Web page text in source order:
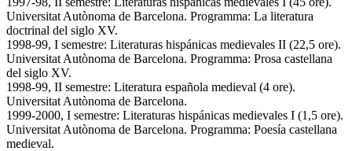
Universitat Autònoma de Barcelona. Programma: La literatura
doctrinal del siglo XV.
1998-99, I semestre: Literaturas hispánicas medievales II (22,5 ore).
Universitat Autònoma de Barcelona. Programma: Prosa castellana
del siglo XV.
1998-99, II semestre: Literatura española medieval (4 ore).
Universitat Autònoma de Barcelona.
1999-2000, I semestre: Literaturas hispánicas medievales I (1,5 ore).
Universitat Autònoma de Barcelona. Programma: Poesía castellana
medieval.